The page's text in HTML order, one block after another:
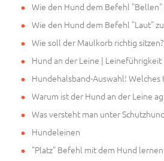
Wie den Hund dem Befehl "Bellen"
Wie den Hund dem Befehl "Laut"
Wie soll der Maulkorb richtig sitzen?
Hund an der Leine |
Hundehalsband-Auswahl! Welches
Warum ist der Hund an der Leine
Was versteht man unter
Hundeleinen
"Platz" Befehl mit dem Hund lernen